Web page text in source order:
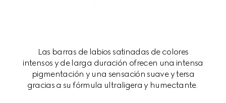
Las barras de labios satinadas de colores
intensos y de larga duración ofrecen una intensa
pigmentación y una sensación suave y tersa
gracias a su fórmula ultraligera y humectante.